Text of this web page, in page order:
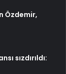
Özdemir,
sızdırıldı: